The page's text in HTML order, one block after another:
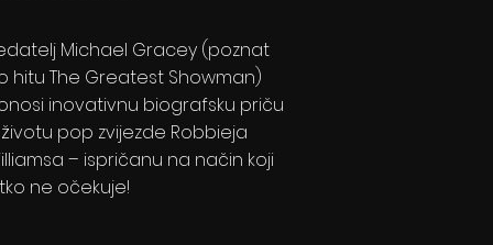
Michael Gracey (poznat
hitu The Greatest Showman)
inovativnu biografsku priču
pop zvijezde Robbieja
– ispričanu na način koji
ne očekuje!